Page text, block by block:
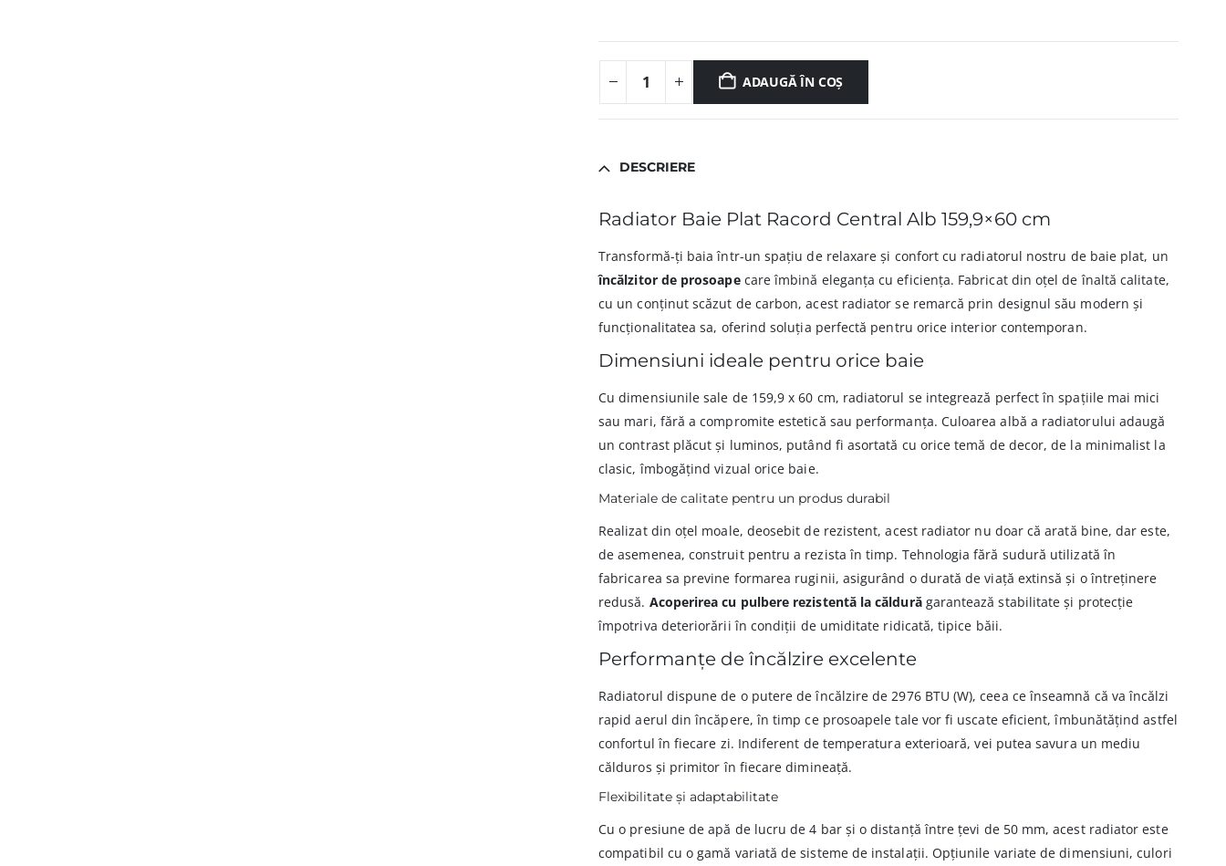
ADAUGĂ ÎN COȘ
DESCRIERE
Radiator Baie Plat Racord Central Alb 159,9×60 cm
Transformă-ți baia într-un spațiu de relaxare și confort cu radiatorul nostru de baie plat, un
încălzitor de prosoapecare îmbină eleganța cu eficiența. Fabricat din oțel de înaltă calitate,
cu un conținut scăzut de carbon, acest radiator se remarcă prin designul său modern și
funcționalitatea sa, oferind soluția perfectă pentru orice interior contemporan.
Dimensiuni ideale pentru orice baie
Cu dimensiunile sale de 159,9 x 60 cm, radiatorul se integrează perfect în spațiile mai mici
sau mari, fără a compromite estetică sau performanța. Culoarea albă a radiatorului adaugă
un contrast plăcut și luminos, putând fi asortată cu orice temă de decor, de la minimalist la
clasic, îmbogățind vizual orice baie.
Materiale de calitate pentru un produs durabil
Realizat din oțel moale, deosebit de rezistent, acest radiator nu doar că arată bine, dar este,
de asemenea, construit pentru a rezista în timp. Tehnologia fără sudură utilizată în
fabricarea sa previne formarea ruginii, asigurând o durată de viață extinsă și o întreținere
redusă. Acoperirea cu pulbere rezistentă la căldurăgarantează stabilitate și protecție
împotriva deteriorării în condiții de umiditate ridicată, tipice băii.
Performanțe de încălzire excelente
Radiatorul dispune de o putere de încălzire de 2976 BTU (W), ceea ce înseamnă că va încălzi
rapid aerul din încăpere, în timp ce prosoapele tale vor fi uscate eficient, îmbunătățind astfel
confortul în fiecare zi. Indiferent de temperatura exterioară, vei putea savura un mediu
călduros și primitor în fiecare dimineață.
Flexibilitate și adaptabilitate
Cu o presiune de apă de lucru de 4 bar și o distanță între țevi de 50 mm, acest radiator este
compatibil cu o gamă variată de sisteme de instalații. Opțiunile variate de dimensiuni, culori